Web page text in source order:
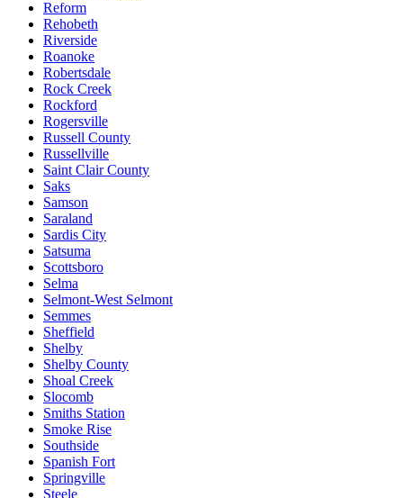
Reform
Rehobeth
Riverside
Roanoke
Robertsdale
Rock Creek
Rockford
Rogersville
Russell County
Russellville
Saint Clair County
Saks
Samson
Saraland
Sardis City
Satsuma
Scottsboro
Selma
Selmont-West Selmont
Semmes
Sheffield
Shelby
Shelby County
Shoal Creek
Slocomb
Smiths Station
Smoke Rise
Southside
Spanish Fort
Springville
Steele